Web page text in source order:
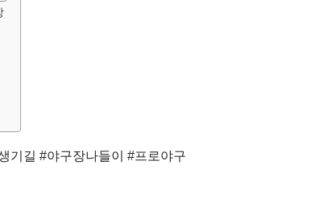
기길 #야구장나들이 #프로야구